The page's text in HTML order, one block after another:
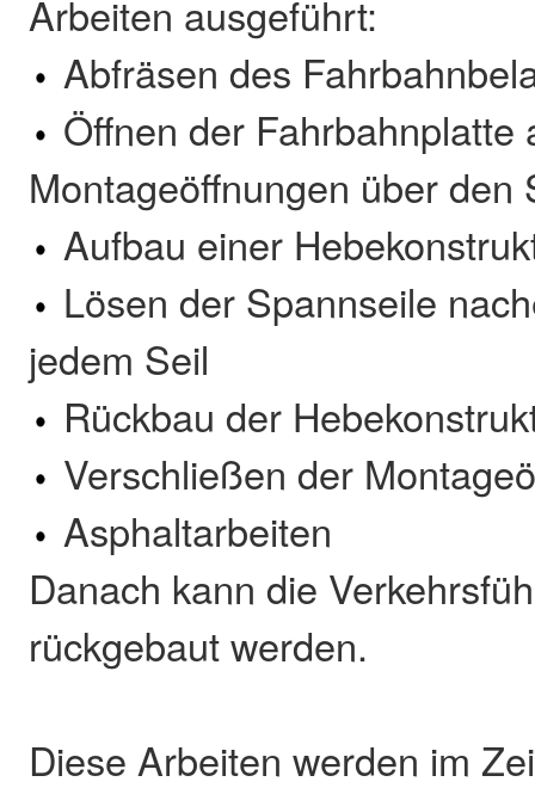
Arbeiten ausgeführt:
Abfräsen des
Öffnen der Fahrbahnplatte
Montageöffnungen über den
Aufbau einer
Lösen der Spannseile
jedem Seil
Rückbau der
Verschließen der
Asphaltarbeiten
Danach kann die
rückgebaut werden.
Diese Arbeiten werden im